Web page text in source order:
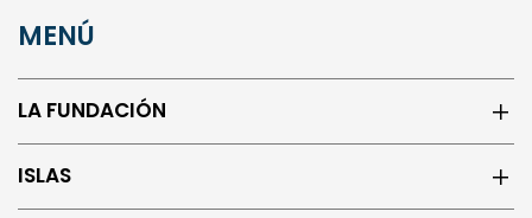
MENÚ
LA FUNDACIÓN
ISLAS